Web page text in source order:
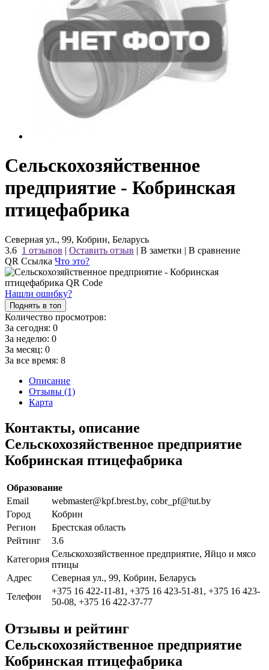
Сельскохозяйственное
предприятие - Кобринская
птицефабрика
Северная ул., 99, Кобрин, Беларусь
3.6 1 отзывов | Оставить отзыв | В заметки | В сравнение
QR Ссылка Что это?
Нашли ошибку?
Поднять в топ
Количество просмотров:
За сегодня: 0
За неделю: 0
За месяц: 0
За все время: 8
Описание
Отзывы (1)
Карта
Контакты, описание
Сельскохозяйственное предприятие
Кобринская птицефабрика
Образование
Email
webmaster@kpf.brest.by, cobr_pf@tut.by
Город
Кобрин
Регион
Брестская область
Рейтинг
3.6
Категория
Сельскохозяйственное предприятие, Яйцо и мясо
птицы
Адрес
Северная ул., 99, Кобрин, Беларусь
Телефон
+375 16 422-11-81, +375 16 423-51-81, +375 16 423-
50-08, +375 16 422-37-77
Отзывы и рейтинг
Сельскохозяйственное предприятие
Кобринская птицефабрика